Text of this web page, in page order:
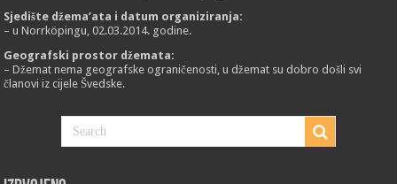
Sjedište džema’ata i datum organiziranja:
– u Norrköpingu, 02.03.2014. godine.
Geografski prostor džemata:
– Džemat nema geografske ograničenosti, u džemat su dobro došli svi
članovi iz cijele Švedske.